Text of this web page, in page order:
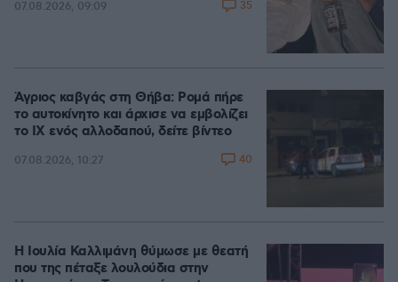
07.08.2026, 09:09 35
Άγριος καβγάς στη Θήβα: Ρομά πήρε
το αυτοκίνητο και άρχισε να εμβολίζει
το ΙΧ ενός αλλοδαπού, δείτε βίντεο
07.08.2026, 10:27 40
Η Ιουλία Καλλιμάνη θύμωσε με θεατή
που της πέταξε λουλούδια στην